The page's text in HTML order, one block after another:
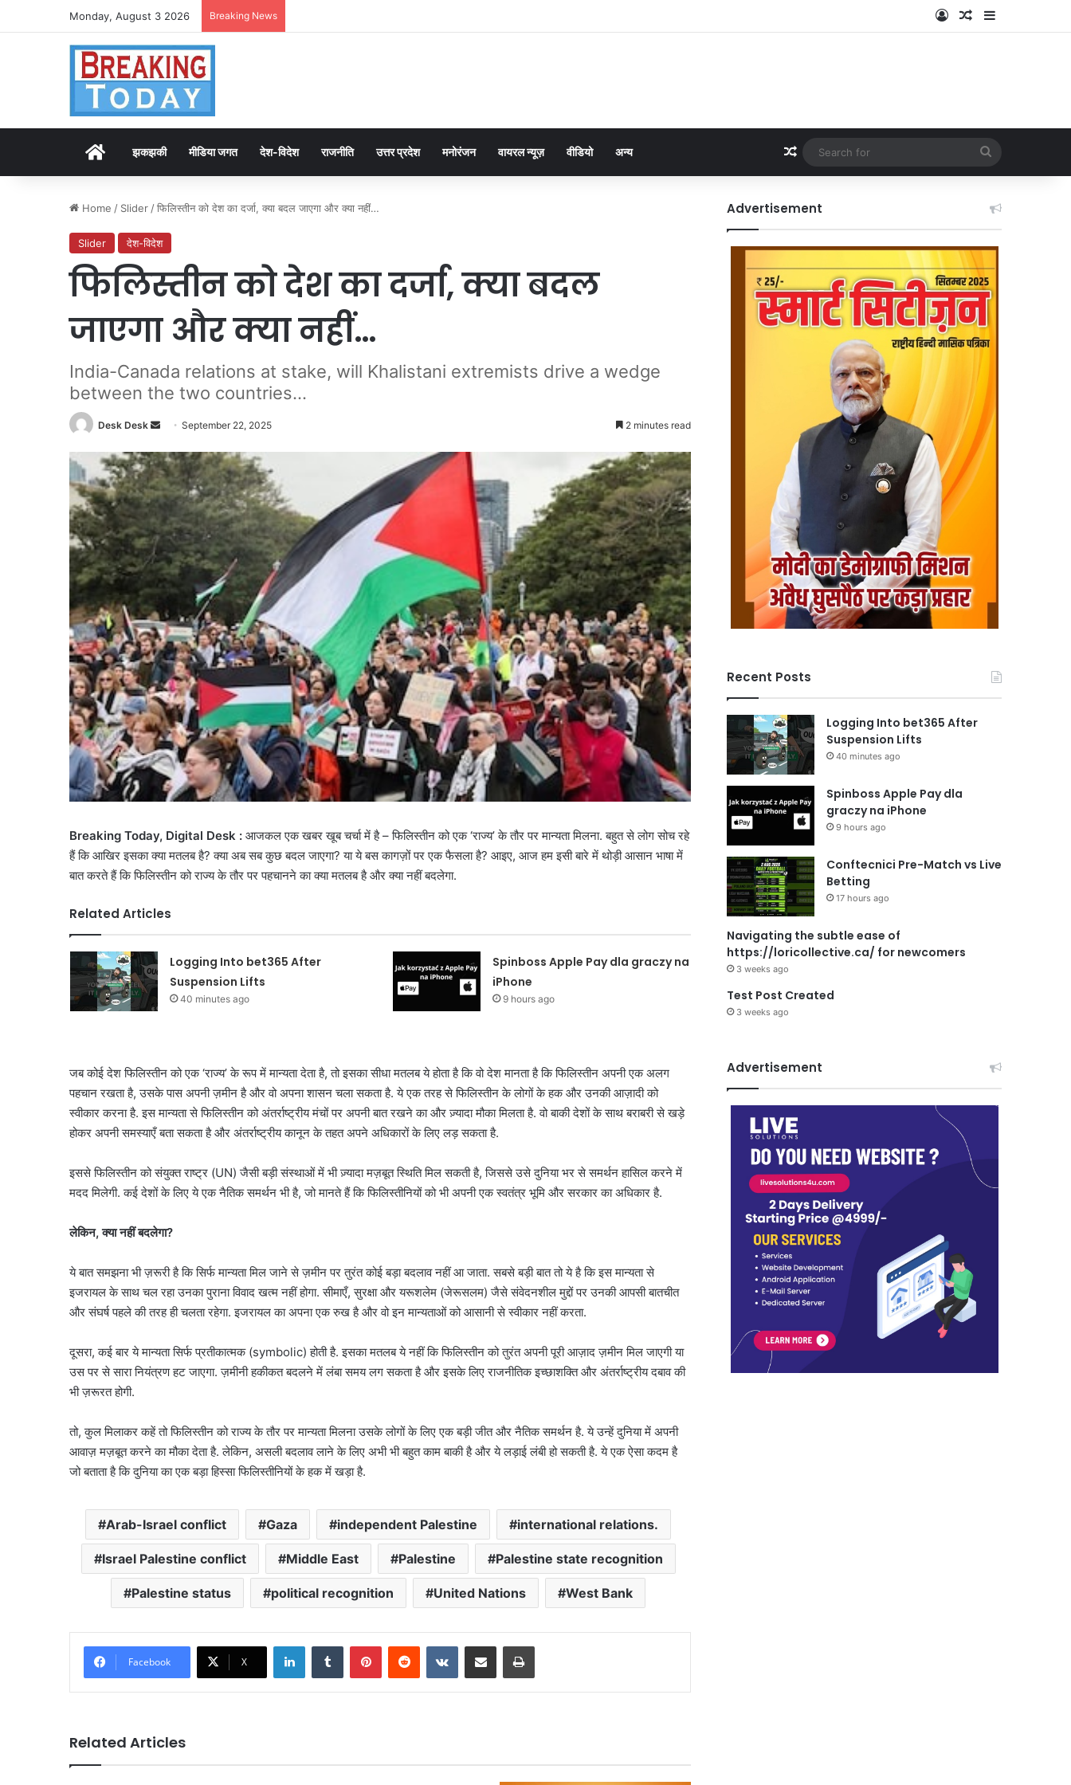
Monday, August 3 2026 Breaking News Log InRandom Article
Sidebar
Homeझकझकी मीडिया जगत देश-विदेश राजनीति उत्तर प्रदेश मनोरंजन वायरल न्यूज़ वीडियो अन्य Random Article
for
Home / Slider /फिलिस्तीन को देश का दर्जा, क्या बदल जाएगा और क्या नहीं…
Slider देश-विदेश
फिलिस्तीन को देश का दर्जा, क्या बदल
जाएगा और क्या नहीं…
India-Canada relations at stake, will Khalistani extremists drive a wedge
between the two countries...
Desk Desk
Send
email
September 22, 2025 2 minutes read
Breaking Today, Digital Desk : आजकल एक खबर खूब चर्चा में है – फिलिस्तीन को एक ‘राज्य’ के तौर पर मान्यता मिलना. बहुत से लोग सोच रहे
हैं कि आखिर इसका क्या मतलब है? क्या अब सब कुछ बदल जाएगा? या ये बस कागज़ों पर एक फैसला है? आइए, आज हम इसी बारे में थोड़ी आसान भाषा में
बात करते हैं कि फिलिस्तीन को राज्य के तौर पर पहचानने का क्या मतलब है और क्या नहीं बदलेगा.
Related Articles
Logging Into bet365 After
Suspension Lifts
40 minutes ago
Spinboss Apple Pay dla graczy na
iPhone
9 hours ago
जब कोई देश फिलिस्तीन को एक ‘राज्य’ के रूप में मान्यता देता है, तो इसका सीधा मतलब ये होता है कि वो देश मानता है कि फिलिस्तीन अपनी एक अलग
पहचान रखता है, उसके पास अपनी ज़मीन है और वो अपना शासन चला सकता है. ये एक तरह से फिलिस्तीन के लोगों के हक और उनकी आज़ादी को
स्वीकार करना है. इस मान्यता से फिलिस्तीन को अंतर्राष्ट्रीय मंचों पर अपनी बात रखने का और ज़्यादा मौका मिलता है. वो बाकी देशों के साथ बराबरी से खड़े
होकर अपनी समस्याएँ बता सकता है और अंतर्राष्ट्रीय कानून के तहत अपने अधिकारों के लिए लड़ सकता है.
इससे फिलिस्तीन को संयुक्त राष्ट्र (UN) जैसी बड़ी संस्थाओं में भी ज़्यादा मज़बूत स्थिति मिल सकती है, जिससे उसे दुनिया भर से समर्थन हासिल करने में
मदद मिलेगी. कई देशों के लिए ये एक नैतिक समर्थन भी है, जो मानते हैं कि फिलिस्तीनियों को भी अपनी एक स्वतंत्र भूमि और सरकार का अधिकार है.
लेकिन, क्या नहीं बदलेगा?
ये बात समझना भी ज़रूरी है कि सिर्फ मान्यता मिल जाने से ज़मीन पर तुरंत कोई बड़ा बदलाव नहीं आ जाता. सबसे बड़ी बात तो ये है कि इस मान्यता से
इजरायल के साथ चल रहा उनका पुराना विवाद खत्म नहीं होगा. सीमाएँ, सुरक्षा और यरूशलेम (जेरूसलम) जैसे संवेदनशील मुद्दों पर उनकी आपसी बातचीत
और संघर्ष पहले की तरह ही चलता रहेगा. इजरायल का अपना एक रुख है और वो इन मान्यताओं को आसानी से स्वीकार नहीं करता.
दूसरा, कई बार ये मान्यता सिर्फ प्रतीकात्मक (symbolic) होती है. इसका मतलब ये नहीं कि फिलिस्तीन को तुरंत अपनी पूरी आज़ाद ज़मीन मिल जाएगी या
उस पर से सारा नियंत्रण हट जाएगा. ज़मीनी हकीकत बदलने में लंबा समय लग सकता है और इसके लिए राजनीतिक इच्छाशक्ति और अंतर्राष्ट्रीय दबाव की
भी ज़रूरत होगी.
तो, कुल मिलाकर कहें तो फिलिस्तीन को राज्य के तौर पर मान्यता मिलना उसके लोगों के लिए एक बड़ी जीत और नैतिक समर्थन है. ये उन्हें दुनिया में अपनी
आवाज़ मज़बूत करने का मौका देता है. लेकिन, असली बदलाव लाने के लिए अभी भी बहुत काम बाकी है और ये लड़ाई लंबी हो सकती है. ये एक ऐसा कदम है
जो बताता है कि दुनिया का एक बड़ा हिस्सा फिलिस्तीनियों के हक में खड़ा है.
Arab-Israel conflict Gaza independent Palestine international relations.
Israel Palestine conflict Middle East Palestine Palestine state recognition
Palestine status political recognition United Nations West Bank
Facebook X
LinkedInTumblr PinterestReddit VKontakteShare via Email Print
Related Articles
Advertisement
Recent Posts
Logging Into bet365 After
Suspension Lifts
40 minutes ago
Spinboss Apple Pay dla
graczy na iPhone
9 hours ago
Conftecnici Pre-Match vs Live
Betting
17 hours ago
Navigating the subtle ease of
https://loricollective.ca/ for newcomers
3 weeks ago
Test Post Created
3 weeks ago
Advertisement